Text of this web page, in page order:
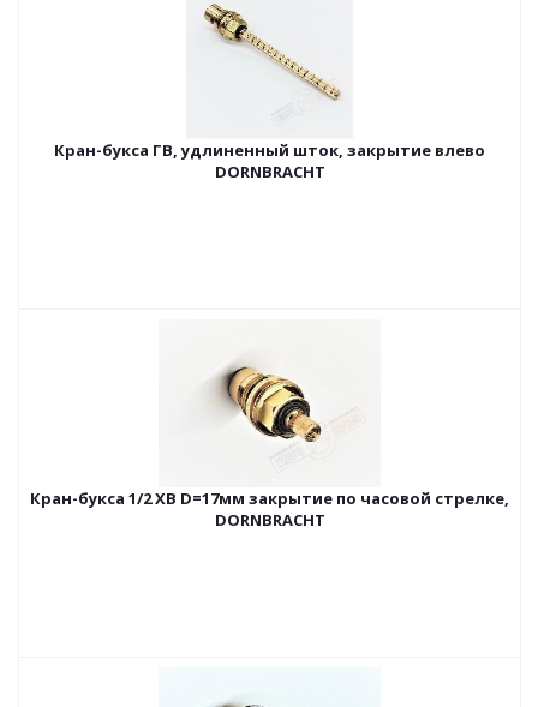
Кран-букса ГВ, удлиненный шток, закрытие влево
DORNBRACHT
Кран-букса 1/2 ХВ D=17мм закрытие по часовой стрелке,
DORNBRACHT